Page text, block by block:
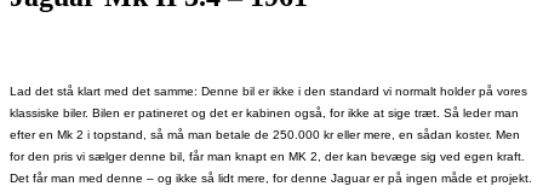
Lad det stå klart med det samme: Denne bil er ikke i den standard vi normalt holder på vores
klassiske biler. Bilen er patineret og det er kabinen også, for ikke at sige træt. Så leder man
efter en Mk 2 i topstand, så må man betale de 250.000 kr eller mere, en sådan koster. Men
for den pris vi sælger denne bil, får man knapt en MK 2, der kan bevæge sig ved egen kraft.
Det får man med denne – og ikke så lidt mere, for denne Jaguar er på ingen måde et projekt.